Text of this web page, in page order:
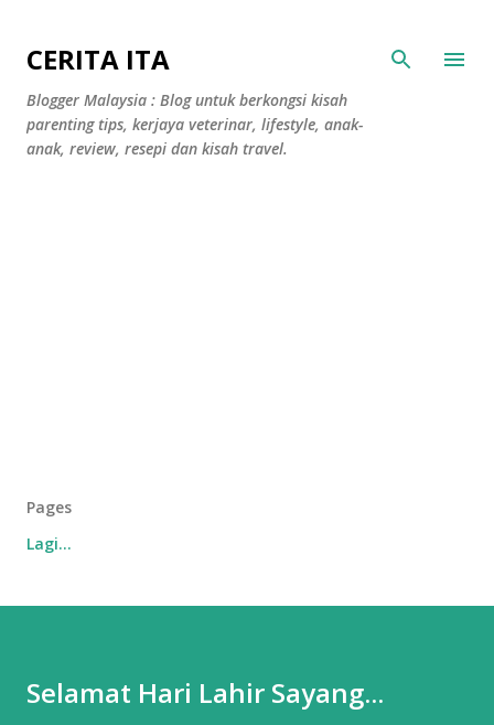
CERITA ITA
Blogger Malaysia : Blog untuk berkongsi kisah
parenting tips, kerjaya veterinar, lifestyle, anak-
anak, review, resepi dan kisah travel.
Pages
Lagi…
Selamat Hari Lahir Sayang...